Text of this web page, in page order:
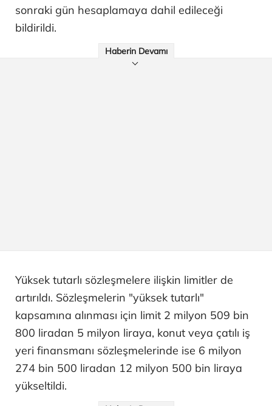
sonraki gün hesaplamaya dahil edileceği
bildirildi.
Haberin Devamı
Yüksek tutarlı sözleşmelere ilişkin limitler de
artırıldı. Sözleşmelerin "yüksek tutarlı"
kapsamına alınması için limit 2 milyon 509 bin
800 liradan 5 milyon liraya, konut veya çatılı iş
yeri finansmanı sözleşmelerinde ise 6 milyon
274 bin 500 liradan 12 milyon 500 bin liraya
yükseltildi.